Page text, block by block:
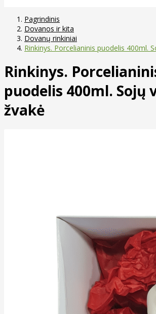
Pagrindinis
Dovanos ir kita
Dovanų rinkiniai
Rinkinys. Porcelianinis puodelis 400ml.
Rinkinys.
puodelis 400ml. Sojų
žvakė